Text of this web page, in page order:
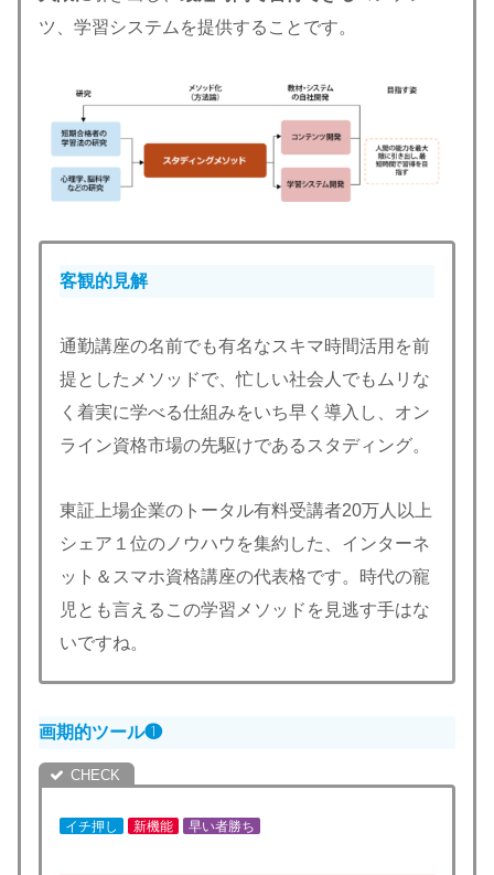
ツ、学習システムを提供することです。
客観的見解
通勤講座の名前でも有名なスキマ時間活用を前
提としたメソッドで、忙しい社会人でもムリな
く着実に学べる仕組みをいち早く導入し、オン
ライン資格市場の先駆けであるスタディング。
東証上場企業のトータル有料受講者20万人以上
シェア１位のノウハウを集約した、インターネ
ット＆スマホ資格講座の代表格です。時代の寵
児とも言えるこの学習メソッドを見逃す手はな
いですね。
画期的ツール❶
イチ押し 新機能 早い者勝ち